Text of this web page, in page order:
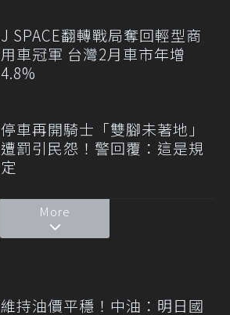
J SPACE翻轉戰局奪回輕型商
用車冠軍 台灣2月車市年增
4.8%
停車再開騎士「雙腳未著地」
遭罰引民怨！警回覆：這是規
定
More
維持油價平穩！中油：明日國